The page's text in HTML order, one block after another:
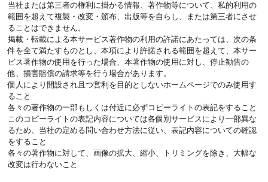
当社または第三者の権利に掛かる情報、著作物等について、私的利用の
範囲を超えて複製・改変・頒布、出版等を自らし、または第三者にさせ
ることはできません。
掲載・転載による本サービス著作物の利用の許諾にあたっては、次の条
件を全て満たすものとし、本項により許諾される範囲を超えて、本サー
ビス著作物の使用を行った場合、本著作物の使用に対し、停止勧告の
他、損害賠償の請求等を行う場合があります。
個人により開設され且つ営利を目的としないホームページでのみ使用す
ること
各々の著作物の一部もしくは付近に必ずコピーライトの表記をすること
このコピーライトの表記内容については各個別サービスにより一部異な
るため、当社の定める問い合わせ方法に従い、表記内容についての確認
をすること
各々の著作物に対して、画像の拡大、縮小、トリミングを除き、大幅な
改変は行わないこと